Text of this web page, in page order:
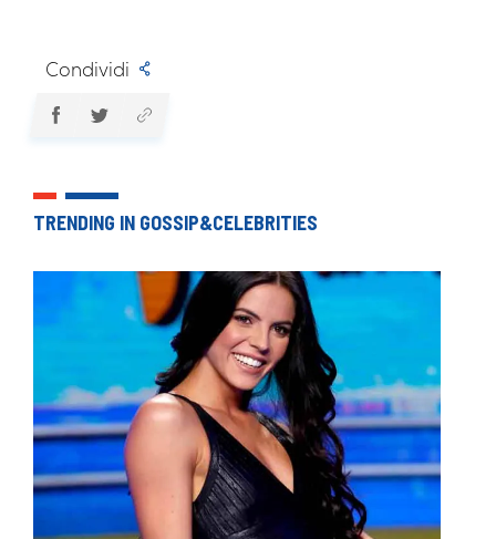
Condividi
TRENDING IN GOSSIP&CELEBRITIES